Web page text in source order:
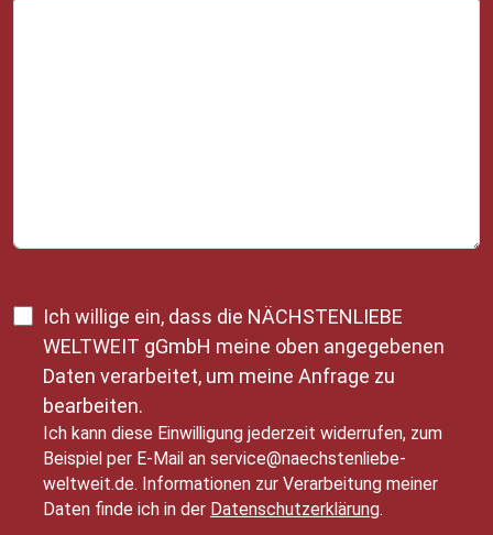
Ich willige ein, dass die NÄCHSTENLIEBE
WELTWEIT gGmbH meine oben angegebenen
Daten verarbeitet, um meine Anfrage zu
bearbeiten.
Ich kann diese Einwilligung jederzeit widerrufen, zum
Beispiel per E-Mail an service@naechstenliebe-
weltweit.de. Informationen zur Verarbeitung meiner
Daten finde ich in der Datenschutzerklärung.